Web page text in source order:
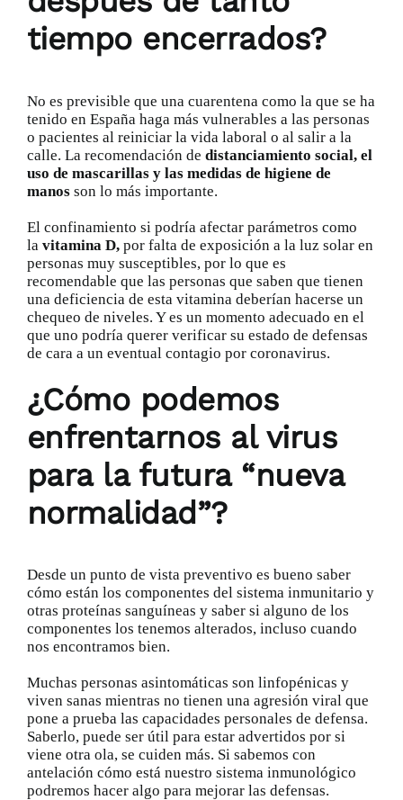
tiempo encerrados?
No es previsible que una cuarentena como la que se ha
tenido en España haga más vulnerables a las personas
o pacientes al reiniciar la vida laboral o al salir a la
calle. La recomendación de distanciamiento social, el
uso de mascarillas y las medidas de higiene de
manos son lo más importante.
El confinamiento si podría afectar parámetros como
la vitamina D, por falta de exposición a la luz solar en
personas muy susceptibles, por lo que es
recomendable que las personas que saben que tienen
una deficiencia de esta vitamina deberían hacerse un
chequeo de niveles. Y es un momento adecuado en el
que uno podría querer verificar su estado de defensas
de cara a un eventual contagio por coronavirus.
¿Cómo podemos
enfrentarnos al virus
para la futura “nueva
normalidad”?
Desde un punto de vista preventivo es bueno saber
cómo están los componentes del sistema inmunitario y
otras proteínas sanguíneas y saber si alguno de los
componentes los tenemos alterados, incluso cuando
nos encontramos bien.
Muchas personas asintomáticas son linfopénicas y
viven sanas mientras no tienen una agresión viral que
pone a prueba las capacidades personales de defensa.
Saberlo, puede ser útil para estar advertidos por si
viene otra ola, se cuiden más. Si sabemos con
antelación cómo está nuestro sistema inmunológico
podremos hacer algo para mejorar las defensas.